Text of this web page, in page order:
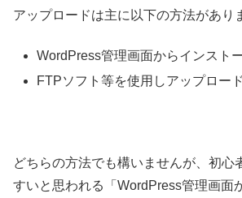
アップロードは主に以下の方法があり
WordPress管理画面からインスト
FTPソフト等を使用しアップロー
どちらの方法でも構いませんが、初心
すいと思われる「WordPress管理画面